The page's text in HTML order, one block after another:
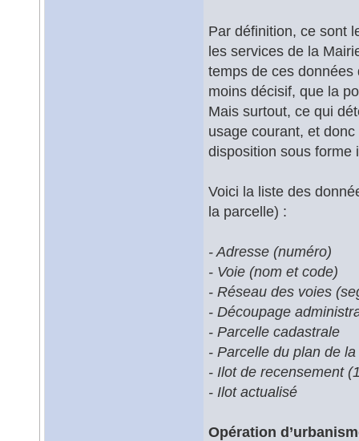
Par définition, ce sont
les services de la
temps de ces données
moins décisif, que la
Mais surtout, ce qui
usage courant, et
disposition sous forme
Voici la liste des
la parcelle) :
- Adresse (numéro)
- Voie (nom et code)
- Réseau des voies
- Découpage
- Parcelle cadastrale
- Parcelle du plan de
- Ilot de recensement
- Ilot actualisé
Opération